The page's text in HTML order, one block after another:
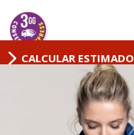
CALCULAR ESTIMADO